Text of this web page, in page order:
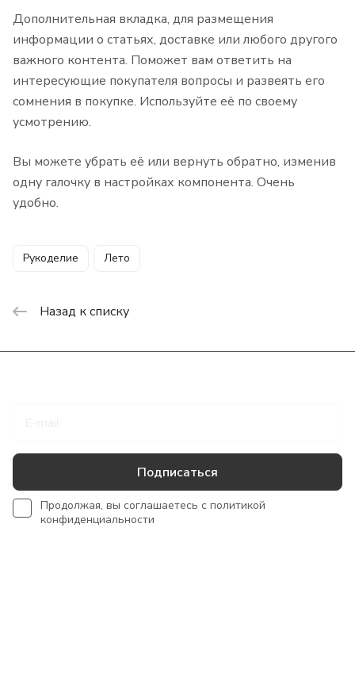
Дополнительная вкладка, для размещения
информации о статьях, доставке или любого другого
важного контента. Поможет вам ответить на
интересующие покупателя вопросы и развеять его
сомнения в покупке. Используйте её по своему
усмотрению.
Вы можете убрать её или вернуть обратно, изменив
одну галочку в настройках компонента. Очень
удобно.
Рукоделие Лето
Назад к списку
Подписаться
Продолжая, вы соглашаетесь с политикой
конфиденциальности